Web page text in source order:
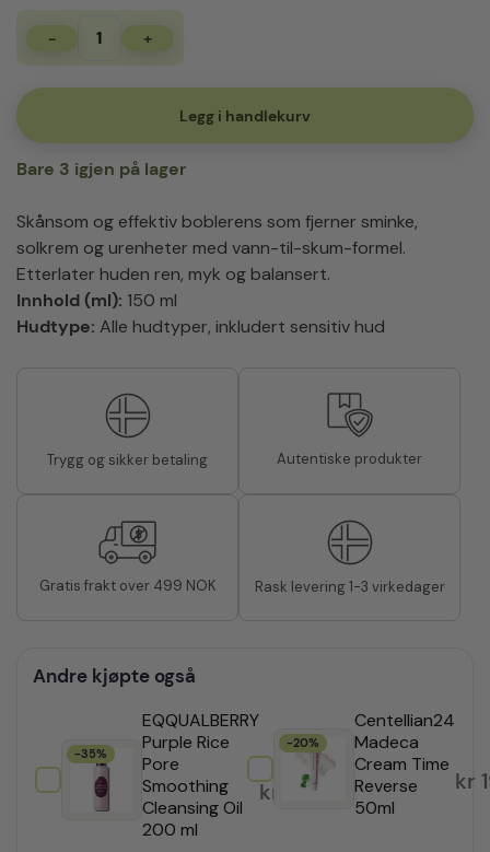
-
MENOKIN
Seconds
PERFECT
150
antall
+
Legg i handlekurv
Bare 3 igjen på lager
Skånsom og effektiv boblerens som fjerner sminke,
solkrem og urenheter med vann-til-skum-formel.
Etterlater huden ren, myk og balansert.
Innhold (ml): 150 ml
Hudtype: Alle hudtyper, inkludert sensitiv hud
Trygg og sikker betaling Autentiske produkter
Gratis frakt over 499 NOK Rask levering 1-3 virkedager
Andre kjøpte også
-35%
EQQUALBERRY
Purple Rice
Pore
Smoothing
Cleansing Oil
200 ml
kr 298,35
-20%
Centellian24
Madeca
Cream Time
Reverse
50ml
kr